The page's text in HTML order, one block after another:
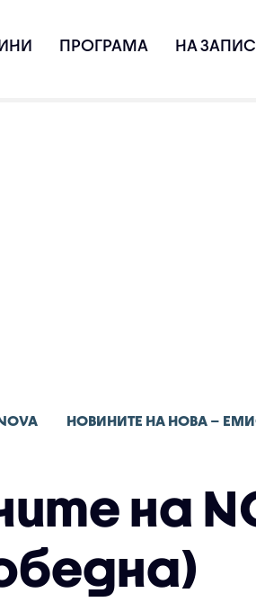
ПРОГРАМА НА ЗАПИС
НОВИНИТЕ НА НОВА –
на